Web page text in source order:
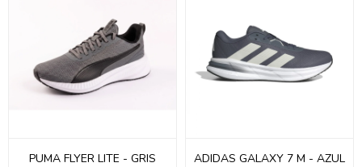
PUMA FLYER LITE - GRIS ADIDAS GALAXY 7 M - AZUL